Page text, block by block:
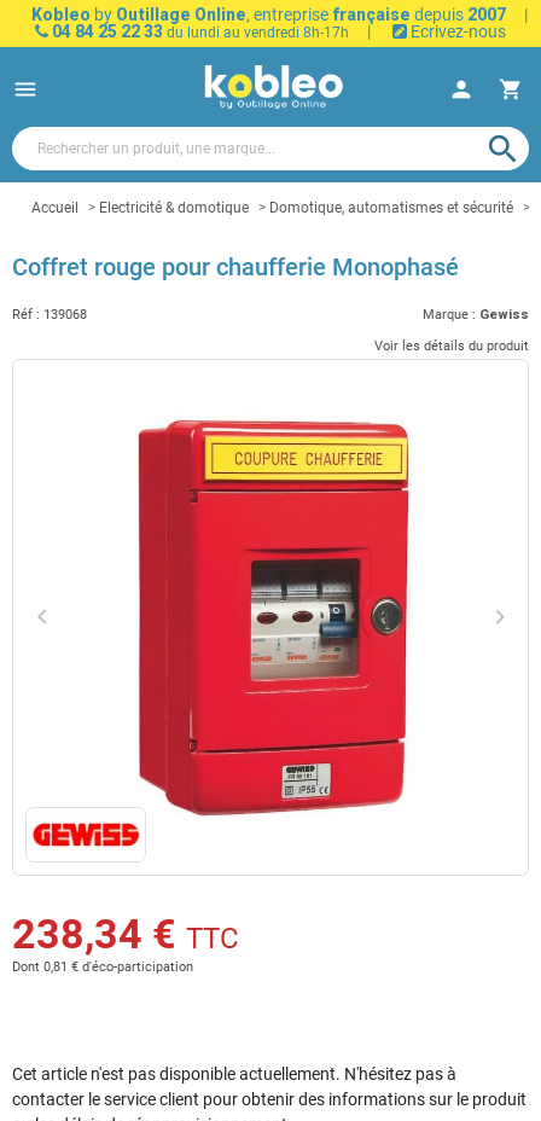
Kobleo by Outillage Online, entreprise française depuis 2007
|
04 84 25 22 33 du lundi au vendredi 8h-17h | Ecrivez-nous
menu person shopping_cart
search
Accueil Electricité & domotique Domotique, automatismes et sécurité
Coffret rouge pour chaufferie Monophasé
Réf : 139068 Marque : Gewiss
Voir les détails du produit
Précédent
keyboard_arrow_left keyboard_arrow_right
238,34 € TTC
Dont 0,81 € d'éco-participation
Cet article n'est pas disponible actuellement. N'hésitez pas à
contacter le service client pour obtenir des informations sur le produit